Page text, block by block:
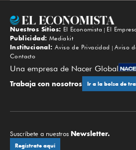
Nuestros Sitios: El Economista El
Publicidad: Mediakit
Institucional: Aviso de Privacidad
Aviso
Contacto
Una empresa de Nacer Global
Trabaja con nosotros Ir a la bolsa de
Suscríbete a nuestros Newsletter.
Regístrate aquí